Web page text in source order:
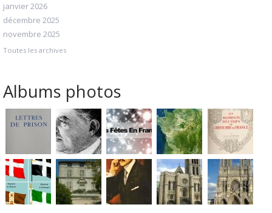
janvier 2026
décembre 2025
novembre 2025
Toutes les archives
Albums photos